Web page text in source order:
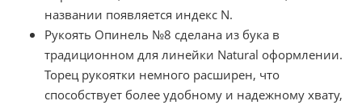
названии появляется индекс N.
Рукоять Опинель №8 сделана из бука в
традиционном для линейки Natural оформлении.
Торец рукоятки немного расширен, что
способствует более удобному и надежному хвату,